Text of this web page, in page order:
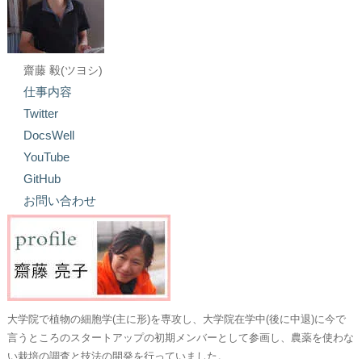
齋藤 毅(ツヨシ)
仕事内容
Twitter
DocsWell
YouTube
GitHub
お問い合わせ
大学院で植物の細胞学(主に形)を専攻し、大学院在学中(後に中退)に今で
言うところのスタートアップの初期メンバーとして参画し、農薬を使わな